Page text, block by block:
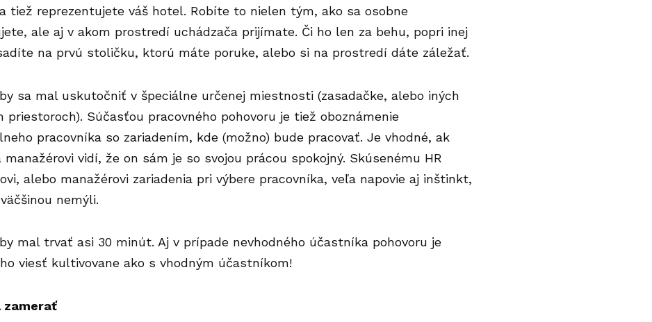
tiež reprezentujete váš hotel. Robíte to nielen tým, ako sa osobne
ale aj v akom prostredí uchádzača prijímate. Či ho len za behu, popri inej
na prvú stoličku, ktorú máte poruke, alebo si na prostredí dáte záležať.
sa mal uskutočniť v špeciálne určenej miestnosti (zasadačke, alebo iných
priestoroch). Súčasťou pracovného pohovoru je tiež oboznámenie
pracovníka so zariadením, kde (možno) bude pracovať. Je vhodné, ak
vidí, že on sám je so svojou prácou spokojný. Skúsenému HR
alebo manažérovi zariadenia pri výbere pracovníka, veľa napovie aj inštinkt,
nemýli.
mal trvať asi 30 minút. Aj v prípade nevhodného účastníka pohovoru je
viesť kultivovane ako s vhodným účastníkom!
zamerať